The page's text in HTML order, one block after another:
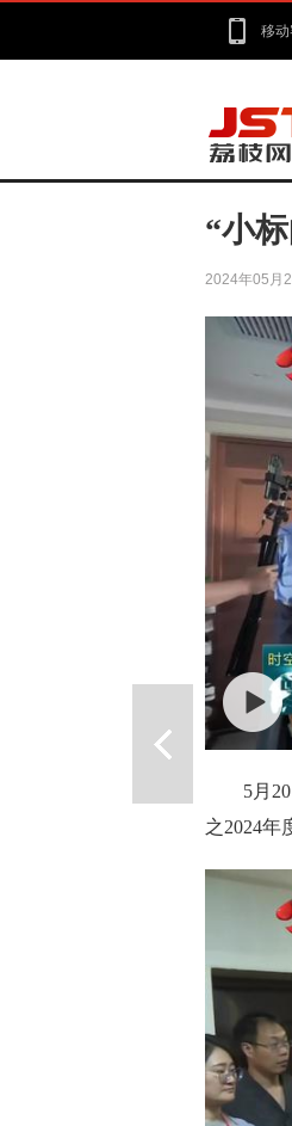
移
“小
2024年05月
5月
之2024年